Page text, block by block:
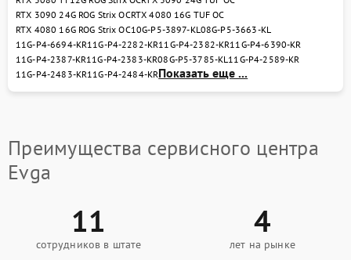
RTX 3090 24G ROG Strix OCRTX 4080 16G TUF OC
RTX 4080 16G ROG Strix OC10G-P5-3897-KL 08G-P5-3663-KL
11G-P4-6694-KR11G-P4-2282-KR11G-P4-2382-KR11G-P4-6390-KR
11G-P4-2387-KR11G-P4-2383-KR08G-P5-3785-KL 11G-P4-2589-KR
11G-P4-2483-KR11G-P4-2484-KRПоказать еще ...
Преимущества сервисного центра
Evga
11
сотрудников в штате
4
лет на рынке